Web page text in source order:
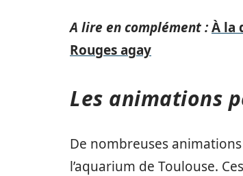
A lire en complément :À la
Rouges agay
Les animations
De nombreuses
l’aquarium de Toulouse.